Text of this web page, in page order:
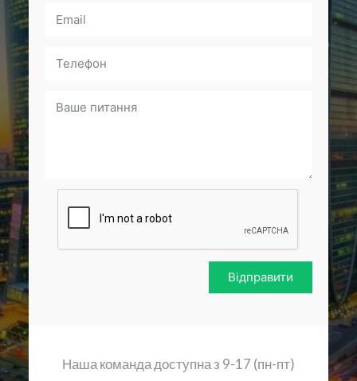
Відправити
Наша команда доступна з 9-17 (пн-пт)